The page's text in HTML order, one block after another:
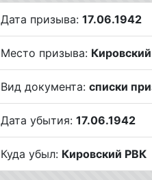
Дата призыва: 17.06.1942
Место призыва:
Вид документа: списки
Дата убытия: 17.06.1942
Куда убыл: Кировский РВК